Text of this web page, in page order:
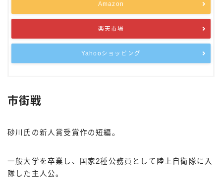
Amazon
楽天市場
Yahooショッピング
市街戦
砂川氏の新人賞受賞作の短編。
一般大学を卒業し、国家2種公務員として陸上自衛隊に入
隊した主人公。